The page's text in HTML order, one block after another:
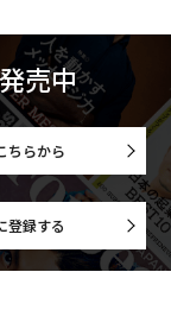
売中
ちらから
登録する